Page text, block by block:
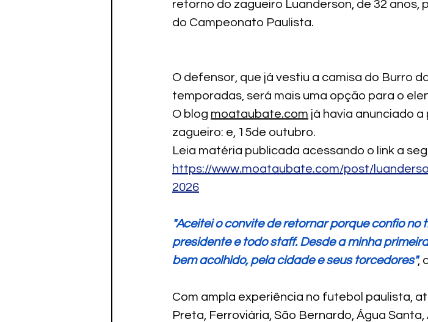
Paratletismoretorno do zagueiro Luanderson, de 32 anos,
do Campeonato Paulista.
O defensor, que já vestiu a camisa do Burro
temporadas, será mais uma opção para o
O blog moataubate.com já havia anunciado
zagueiro: e, 15de outubro.
Leia matéria publicada acessando o link a
https://www.moataubate.com/post/
2026
"Aceitei o convite de retornar porque confio
presidente e todo staff. Desde a minha
bem acolhido, pela cidade e seus torcedores",
Com ampla experiência no futebol paulista,
Preta, Ferroviária, São Bernardo, Água